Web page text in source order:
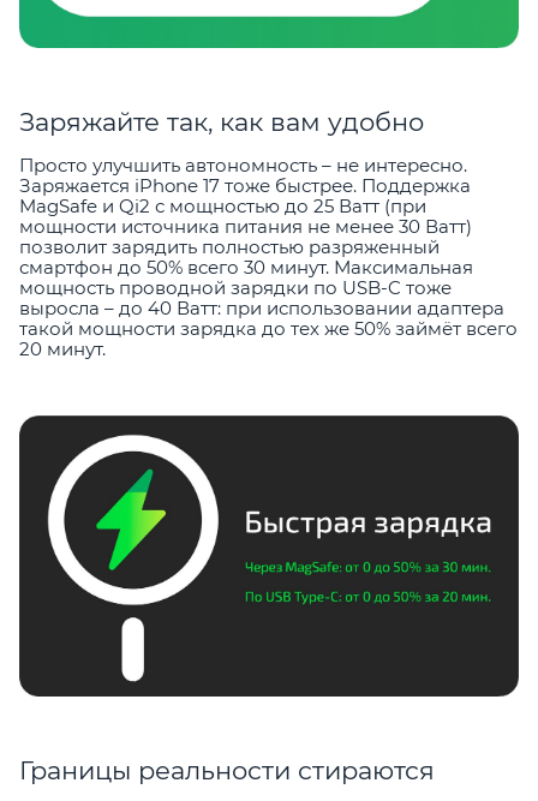
Заряжайте так, как вам удобно
Просто улучшить автономность – не интересно.
Заряжается iPhone 17 тоже быстрее. Поддержка
MagSafe и Qi2 с мощностью до 25 Ватт (при
мощности источника питания не менее 30 Ватт)
позволит зарядить полностью разряженный
смартфон до 50% всего 30 минут. Максимальная
мощность проводной зарядки по USB-C тоже
выросла – до 40 Ватт: при использовании адаптера
такой мощности зарядка до тех же 50% займёт всего
20 минут.
Границы реальности стираются